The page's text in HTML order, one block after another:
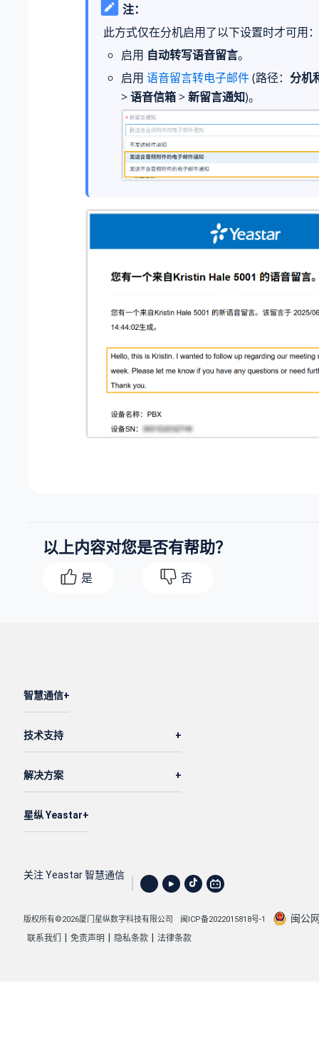
注：
此方式仅在分机启用了以下设置时才可用：
启用 自动转写语音留言。
启用 语音留言转电子邮件(路径： 分机
>语音信箱>新留言通知)。
以上内容对您是否有帮助？
是 否
智慧通信
技术支持
解决方案
星纵 Yeastar
关注 Yeastar 智慧通信
版权所有©2026厦门星纵数字科技有限公司 闽ICP备2022015818号-1 闽公
联系我们 免责声明 隐私条款 法律条款